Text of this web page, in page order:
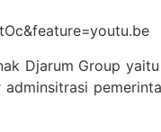
Djarum Group